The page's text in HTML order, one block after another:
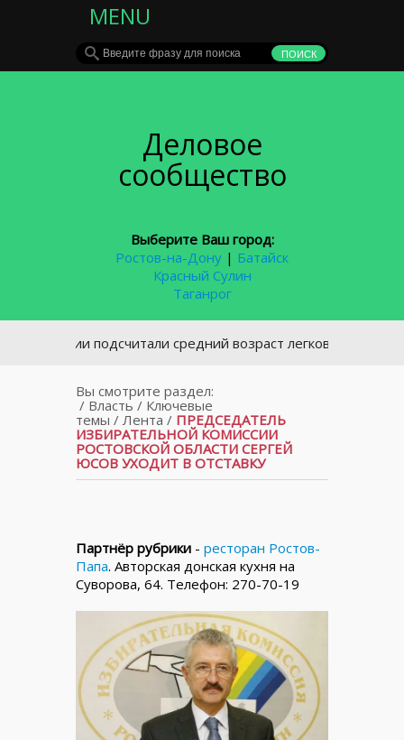
MENU
Деловое
сообщество
Выберите Ваш город:
Ростов-на-Дону | Батайск
Красный Сулин
Таганрог
России подсчитали средний возраст легковых автомобилей
Вы смотрите раздел:
/ Власть / Ключевые
темы / Лента / ПРЕДСЕДАТЕЛЬ
ИЗБИРАТЕЛЬНОЙ КОМИССИИ
РОСТОВСКОЙ ОБЛАСТИ СЕРГЕЙ
ЮСОВ УХОДИТ В ОТСТАВКУ
Партнёр рубрики - ресторан Ростов-
Папа. Авторская донская кухня на
Суворова, 64. Телефон: 270-70-19